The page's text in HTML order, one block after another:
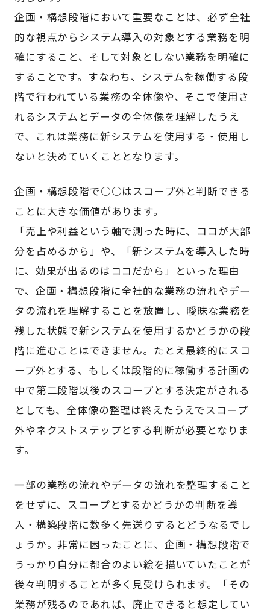
企画・構想段階において重要なことは、必ず全社
的な視点からシステム導入の対象とする業務を明
確にすること、そして対象としない業務を明確に
することです。すなわち、システムを稼働する段
階で行われている業務の全体像や、そこで使用さ
れるシステムとデータの全体像を理解したうえ
で、これは業務に新システムを使用する・使用し
ないと決めていくこととなります。
企画・構想段階で○○はスコープ外と判断できる
ことに大きな価値があります。
「売上や利益という軸で測った時に、ココが大部
分を占めるから」や、「新システムを導入した時
に、効果が出るのはココだから」といった理由
で、企画・構想段階に全社的な業務の流れやデー
タの流れを理解することを放置し、曖昧な業務を
残した状態で新システムを使用するかどうかの段
階に進むことはできません。たとえ最終的にスコ
ープ外とする、もしくは段階的に稼働する計画の
中で第二段階以後のスコープとする決定がされる
としても、全体像の整理は終えたうえでスコープ
外やネクストステップとする判断が必要となりま
す。
一部の業務の流れやデータの流れを整理すること
をせずに、スコープとするかどうかの判断を導
入・構築段階に数多く先送りするとどうなるでし
ょうか。非常に困ったことに、企画・構想段階で
うっかり自分に都合のよい絵を描いていたことが
後々判明することが多く見受けられます。「その
業務が残るのであれば、廃止できると想定してい